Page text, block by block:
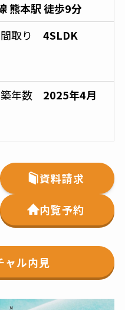
熊本駅徒歩9分
間取り4SLDK
築年数 2025年4月
資料請求
内覧予約
ャル内見